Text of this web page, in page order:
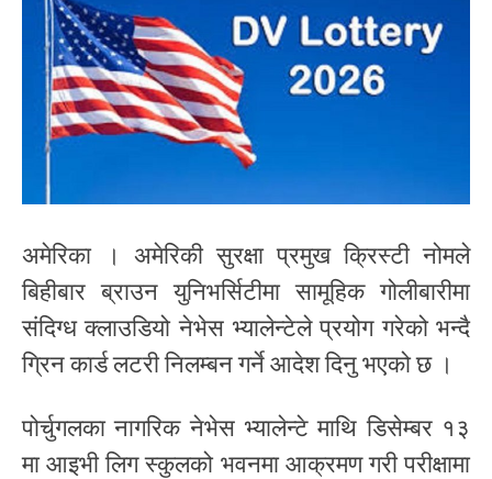
अमेरिका । अमेरिकी सुरक्षा प्रमुख क्रिस्टी नोमले
बिहीबार ब्राउन युनिभर्सिटीमा सामूहिक गोलीबारीमा
संदिग्ध क्लाउडियो नेभेस भ्यालेन्टेले प्रयोग गरेको भन्दै
ग्रिन कार्ड लटरी निलम्बन गर्ने आदेश दिनु भएको छ ।
पोर्चुगलका नागरिक नेभेस भ्यालेन्टे माथि डिसेम्बर १३
मा आइभी लिग स्कुलको भवनमा आक्रमण गरी परीक्षामा